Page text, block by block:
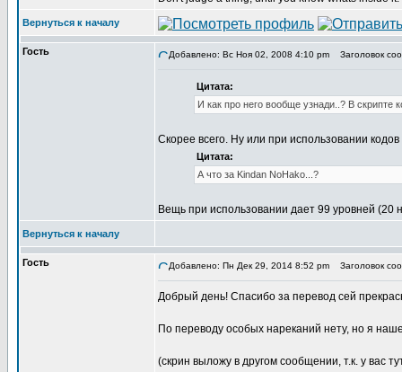
Вернуться к началу
Гость Добавлено: Вс Ноя 02, 2008 4:10 pm Заголовок
Цитата:
И как про него вообще узнади..? В скрипте
Скорее всего. Ну или при использовании
Цитата:
А что за Kindan NoHako...?
Вещь при использовании дает 99 уровней (20
Вернуться к началу
Гость Добавлено: Пн Дек 29, 2014 8:52 pm Заголовок
Добрый день! Спасибо за перевод сей
По переводу особых нареканий нету, но я
(скрин выложу в другом сообщении, т.к. у вас